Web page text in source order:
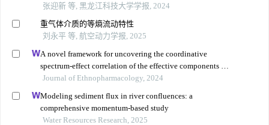
张迎新 等, 黑龙江科技大学学报, 2024
重气体介质的等熵流动特性
刘永平 等, 航空动力学报, 2025
A novel framework for uncovering the coordinative
spectrum-effect correlation of the effective components of
yangyin tongnao granules on cerebral ischemia-
Journal of Ethnopharmacology, 2024
Modeling sediment flux in river confluences: a
comprehensive momentum-based study
Water Resources Research, 2025